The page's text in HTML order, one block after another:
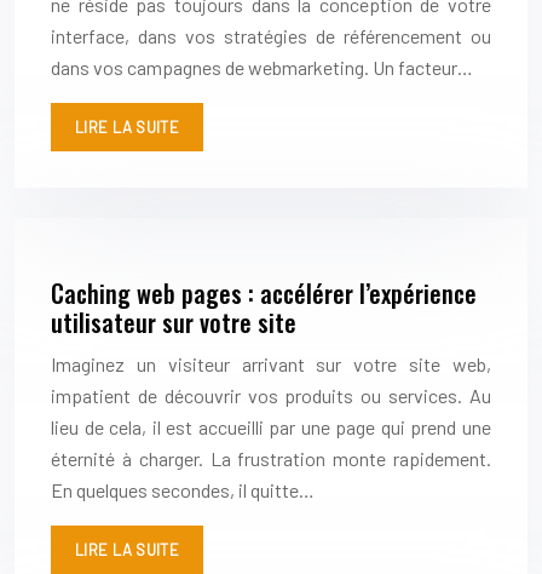
interface, dans vos stratégies de référencement ou
dans vos campagnes de webmarketing. Un facteur…
LIRE LA SUITE
Caching web pages : accélérer l’expérience
utilisateur sur votre site
Imaginez un visiteur arrivant sur votre site web,
impatient de découvrir vos produits ou services. Au
lieu de cela, il est accueilli par une page qui prend une
éternité à charger. La frustration monte rapidement.
En quelques secondes, il quitte…
LIRE LA SUITE